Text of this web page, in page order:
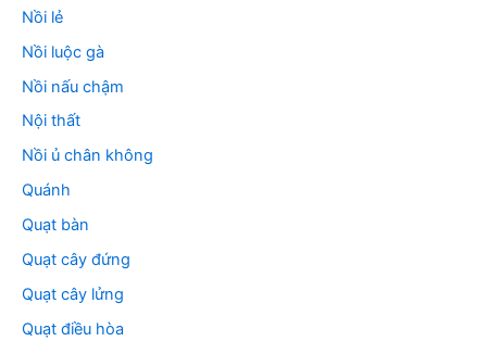
Nồi lẻ
Nồi luộc gà
Nồi nấu chậm
Nội thất
Nồi ủ chân không
Quánh
Quạt bàn
Quạt cây đứng
Quạt cây lửng
Quạt điều hòa